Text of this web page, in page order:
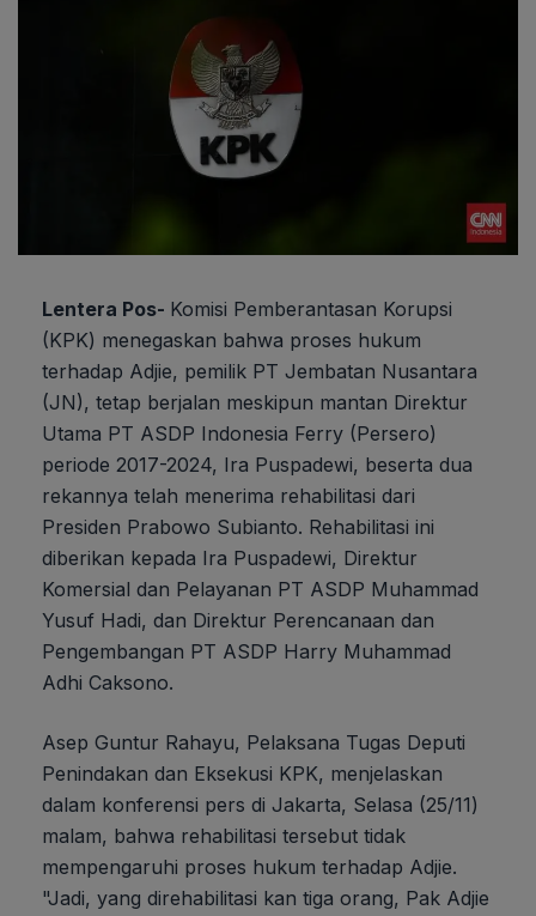
Lentera Pos- Komisi Pemberantasan Korupsi
(KPK) menegaskan bahwa proses hukum
terhadap Adjie, pemilik PT Jembatan Nusantara
(JN), tetap berjalan meskipun mantan Direktur
Utama PT ASDP Indonesia Ferry (Persero)
periode 2017-2024, Ira Puspadewi, beserta dua
rekannya telah menerima rehabilitasi dari
Presiden Prabowo Subianto. Rehabilitasi ini
diberikan kepada Ira Puspadewi, Direktur
Komersial dan Pelayanan PT ASDP Muhammad
Yusuf Hadi, dan Direktur Perencanaan dan
Pengembangan PT ASDP Harry Muhammad
Adhi Caksono.
Asep Guntur Rahayu, Pelaksana Tugas Deputi
Penindakan dan Eksekusi KPK, menjelaskan
dalam konferensi pers di Jakarta, Selasa (25/11)
malam, bahwa rehabilitasi tersebut tidak
mempengaruhi proses hukum terhadap Adjie.
"Jadi, yang direhabilitasi kan tiga orang, Pak Adjie